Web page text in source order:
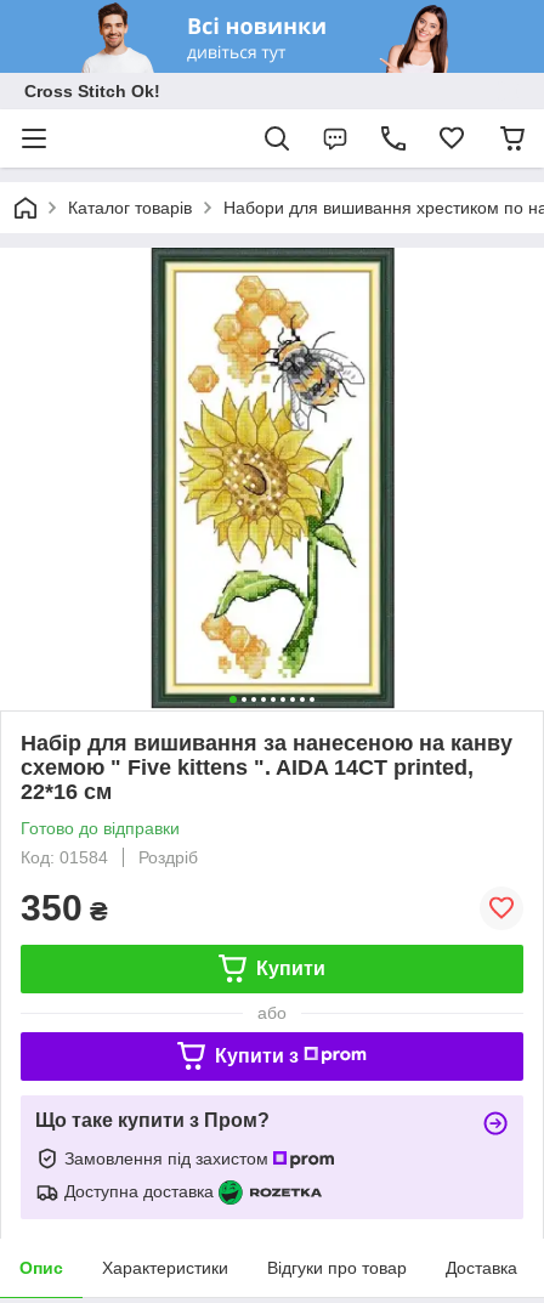
Cross Stitch Ok!
Каталог товарів Набори для вишивання хрестиком по
Набір для вишивання за нанесеною на канву
схемою " Five kittens ". AIDA 14CT printed,
22*16 см
Готово до відправки
Код: 01584
Роздріб
350 ₴
Купити
або
Купити з
Що таке купити з Пром?
Замовлення під захистом
Доступна доставка
Опис Характеристики Відгуки про товар Доставка